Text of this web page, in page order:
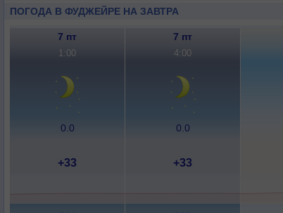
ПОГОДА В ФУДЖЕЙРЕ НА ЗАВТРА
7 пт 7 пт
1:00 4:00
0.0 0.0
+33 +33